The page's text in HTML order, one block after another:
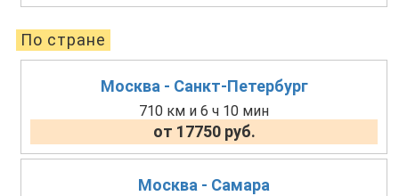
По стране
Москва - Санкт-Петербург
710 км и 6 ч 10 мин
от 17750 руб.
Москва - Самара